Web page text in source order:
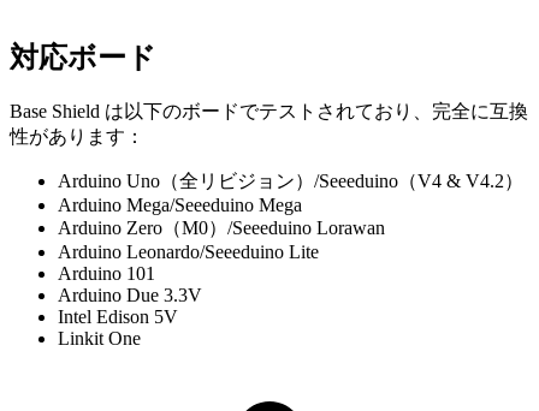
対応ボード
Base Shield は以下のボードでテストされており、完全に互換
性があります：
Arduino Uno（全リビジョン）/Seeeduino（V4 & V4.2）
Arduino Mega/Seeeduino Mega
Arduino Zero（M0）/Seeeduino Lorawan
Arduino Leonardo/Seeeduino Lite
Arduino 101
Arduino Due 3.3V
Intel Edison 5V
Linkit One